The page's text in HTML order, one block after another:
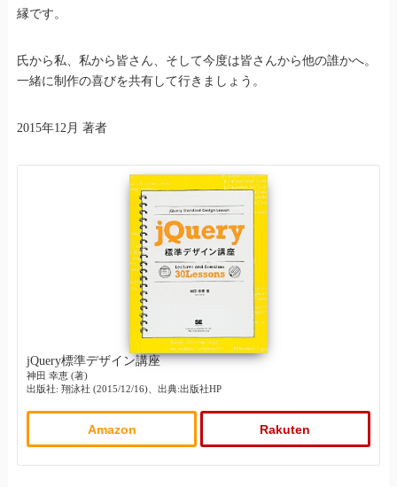
縁です。
氏から私、私から皆さん、そして今度は皆さんから他の誰かへ。
一緒に制作の喜びを共有して行きましょう。
2015年12月 著者
jQuery標準デザイン講座
神田 幸恵 (著)
出版社: 翔泳社 (2015/12/16)、出典:出版社HP
Amazon Rakuten